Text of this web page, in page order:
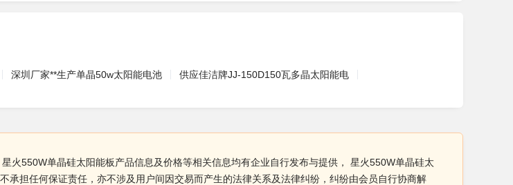
深圳厂家**生产单晶50w太阳能电池 供应佳洁牌JJ-150D150瓦多晶太阳能电
火550W单晶硅太阳能板产品信息及价格等相关信息均有企业自行发布与提供， 星火550W单晶硅太
担任何保证责任，亦不涉及用户间因交易而产生的法律关系及法律纠纷，纠纷由会员自行协商解